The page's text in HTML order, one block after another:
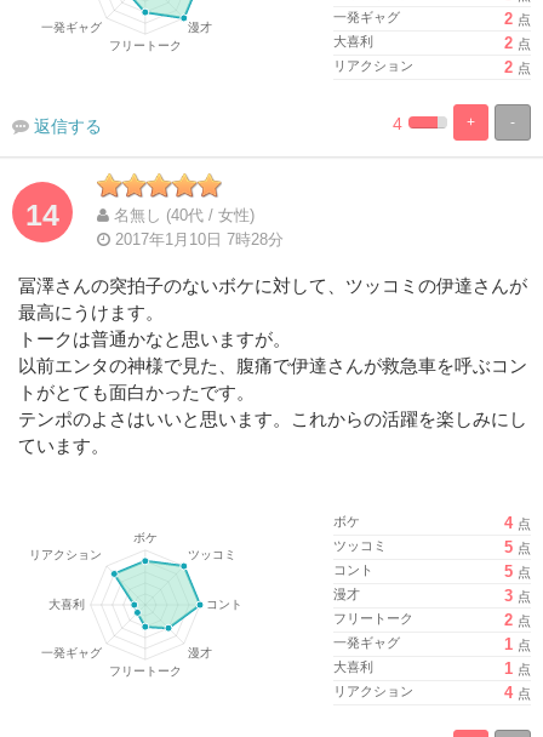
一発ギャグ
2 点
大喜利
2 点
リアクション
2 点
-
+
% 100%
4
返信する
14
名無し (40代 / 女性)
2017年1月10日 7時28分
冨澤さんの突拍子のないボケに対して、ツッコミの伊達さんが
最高にうけます。
トークは普通かなと思いますが。
以前エンタの神様で見た、腹痛で伊達さんが救急車を呼ぶコン
トがとても面白かったです。
テンポのよさはいいと思います。これからの活躍を楽しみにし
ています。
ボケ 4 点
ツッコミ
5 点
コント
5 点
漫才
3 点
フリートーク
2 点
一発ギャグ
1 点
大喜利
1 点
リアクション
4 点